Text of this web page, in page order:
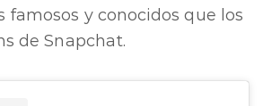
famosos y conocidos que los
de Snapchat.